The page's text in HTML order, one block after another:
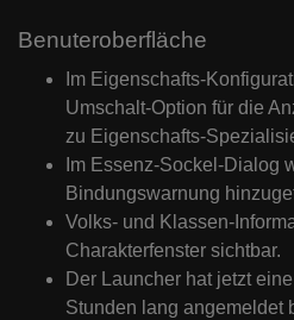
Benuteroberfläche
Im Eigenschafts-
Umschalt-Option für die
zu Eigenschafts-
Im Essenz-Sockel-Dialog
Bindungswarnung
Volks- und Klassen-
Charakterfenster sichtbar.
Der Launcher hat jetzt
Stunden lang angemeldet